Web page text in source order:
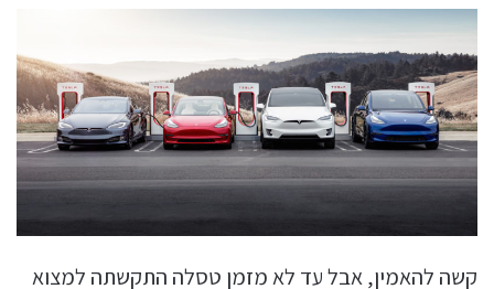
קשה להאמין, אבל עד לא מזמן טסלה התקשתה למצוא